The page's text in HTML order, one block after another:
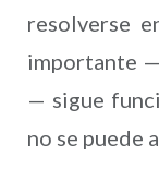
resolverse
importante
— sigue
no se puede